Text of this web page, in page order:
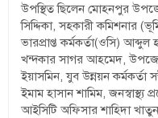
উপস্থিত ছিলেন মোহনপুর
সিদ্দিকা, সহকারী কমিশনার
ভারপ্রাপ্ত কর্মকর্তা(ওসি)
খন্দকার সাগর আহমেদ,
ইয়াসমিন, যুব উন্নয়ন
ইমাম হাসান শামিম,
আইসিটি অফিসার শাহিদা